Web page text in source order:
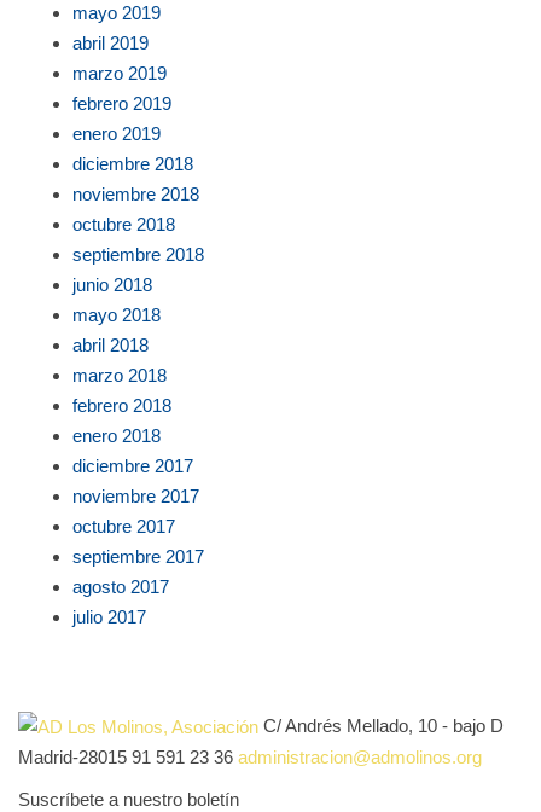
mayo 2019
abril 2019
marzo 2019
febrero 2019
enero 2019
diciembre 2018
noviembre 2018
octubre 2018
septiembre 2018
junio 2018
mayo 2018
abril 2018
marzo 2018
febrero 2018
enero 2018
diciembre 2017
noviembre 2017
octubre 2017
septiembre 2017
agosto 2017
julio 2017
C/ Andrés Mellado, 10 - bajo D
Madrid-28015 91 591 23 36 administracion@admolinos.org
Suscríbete a nuestro boletín